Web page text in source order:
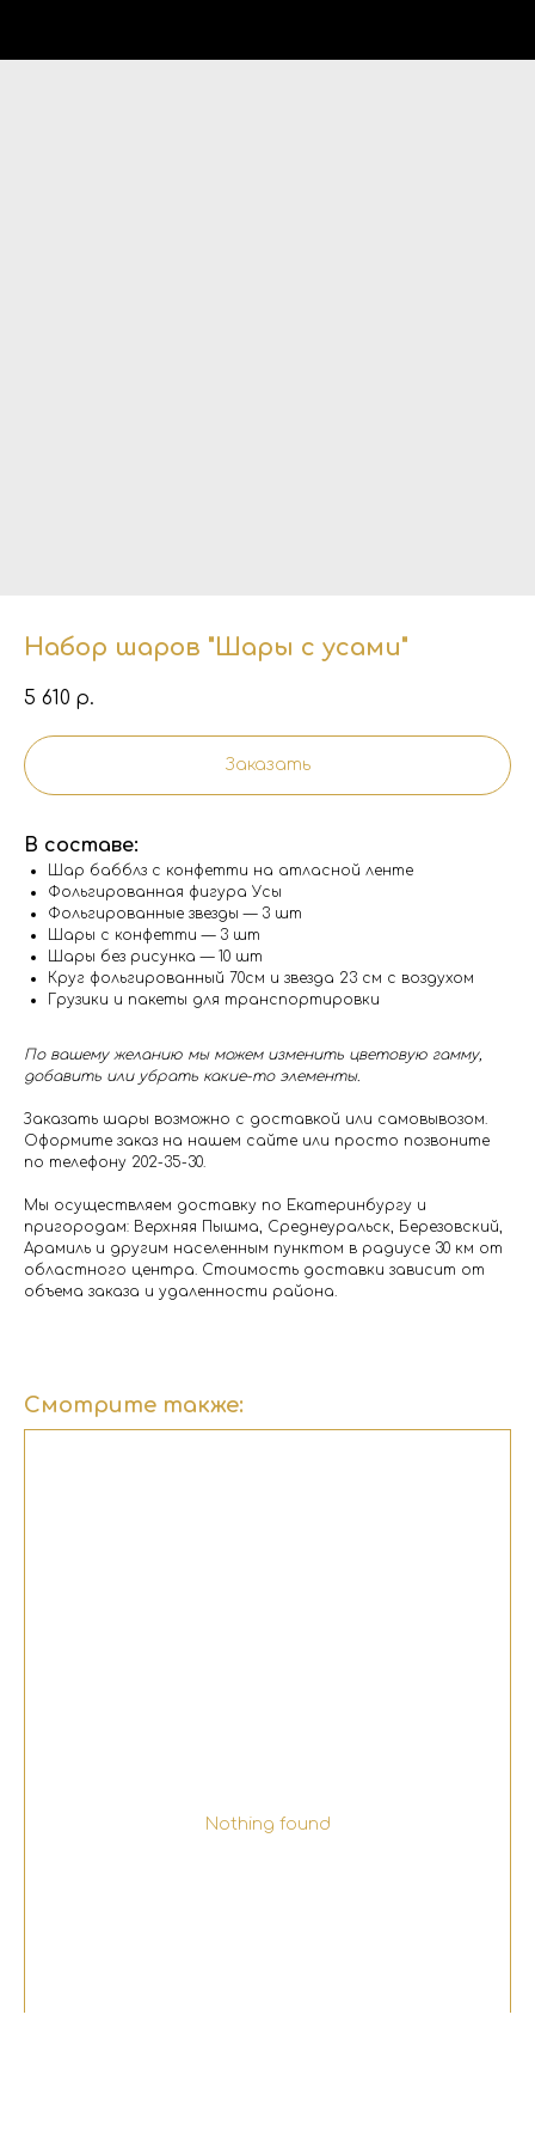
Набор шаров "Шары с усами"
5 610 р.
Заказать
В составе:
Шар бабблз с конфетти на атласной ленте
Фольгированная фигура Усы
Фольгированные звезды — 3 шт
Шары с конфетти — 3 шт
Шары без рисунка — 10 шт
Круг фольгированный 70см и звезда 23 см с воздухом
Грузики и пакеты для транспортировки
По вашему желанию мы можем изменить цветовую гамму,
добавить или убрать какие-то элементы.
Заказать шары возможно с доставкой или самовывозом.
Оформите заказ на нашем сайте или просто позвоните
по телефону 202-35-30.
Мы осуществляем доставку по Екатеринбургу и
пригородам: Верхняя Пышма, Среднеуральск, Березовский,
Арамиль и другим населенным пунктом в радиусе 30 км от
областного центра. Стоимость доставки зависит от
объема заказа и удаленности района.
Смотрите также:
Nothing found